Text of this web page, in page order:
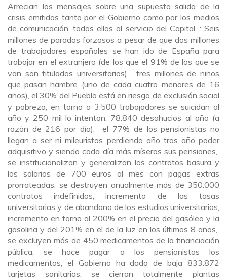
Arrecian los mensajes sobre una supuesta salida de la
crisis emitidos tanto por el Gobierno como por los medios
de comunicación, todos ellos al servicio del Capital. : Seis
millones de parados forzosos a pesar de que dos millones
de trabajadores españoles se han ido de España para
trabajar en el extranjero (de los que el 91% de los que se
van son titulados universitarios), tres millones de niños
que pasan hambre (uno de cada cuatro menores de 16
años), el 30% del Pueblo está en riesgo de exclusión social
y pobreza, en torno a 3.500 trabajadores se suicidan al
año y 250 mil lo intentan, 78.840 desahucios al año (a
razón de 216 por día), el 77% de los pensionistas no
llegan a ser ni mileuristas perdiendo año tras año poder
adquisitivo y siendo cada día más míseras sus pensiones,
se institucionalizan y generalizan los contratos basura y
los salarios de 700 euros al mes con pagas extras
prorrateadas, se destruyen anualmente más de 350.000
contratos indefinidos, incremento de las tasas
universitarias y de abandono de los estudios universitarios,
incremento en torno al 200% en el precio del gasóleo y la
gasolina y del 201% en el de la luz en los últimos 8 años,
se excluyen más de 450 medicamentos de la financiación
pública, se hace pagar a los pensionistas los
medicamentos, el Gobierno ha dado de baja 833.872
tarjetas sanitarias, se cierran totalmente plantas